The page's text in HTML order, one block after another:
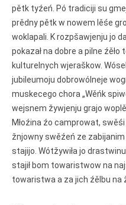
pětk tyźeń. Pó tradiciji su
prědny pětk w nowem lěśe
woklapali. K rozpšawjenju jo
pokazał na dobre a pilne
kulturelnych wjeraškow.
jubileumoju dobrowólneje
muskecego chora „Wěńk
wejsnem žywjenju grajo
Młoźina źo camprowat,
žnjowny swěźeń ze
stajijo. Wótžywiła jo
stajił bom towaristwow na
towaristwa a za jich źělbu na
abonentow
wudaśa jano
Nowy